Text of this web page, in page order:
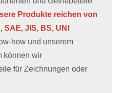
Produkte reichen von
SAE, JIS, BS, UNI
how und unserem
können wir
für Zeichnungen oder